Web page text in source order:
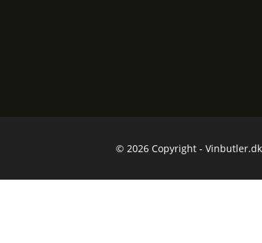
© 2026 Copyright - Vinbutler.dk